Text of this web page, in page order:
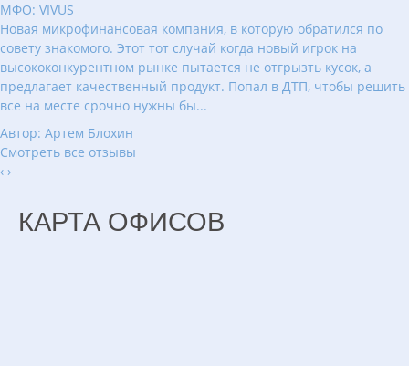
МФО: VIVUS
Новая микрофинансовая компания, в которую обратился по
совету знакомого. Этот тот случай когда новый игрок на
высококонкурентном рынке пытается не отгрызть кусок, а
предлагает качественный продукт. Попал в ДТП, чтобы решить
все на месте срочно нужны бы...
Автор: Артем Блохин
Смотреть все отзывы
‹ ›
КАРТА ОФИСОВ